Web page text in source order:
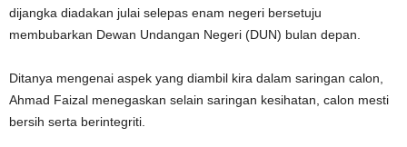
dijangka diadakan julai selepas enam negeri bersetuju
membubarkan Dewan Undangan Negeri (DUN) bulan depan.
Ditanya mengenai aspek yang diambil kira dalam saringan calon,
Ahmad Faizal menegaskan selain saringan kesihatan, calon mesti
bersih serta berintegriti.